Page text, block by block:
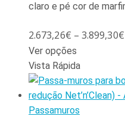
claro e pé cor de
2.673,26€ – 3.899,30€
Ver opções
Vista Rápida
Passamuros